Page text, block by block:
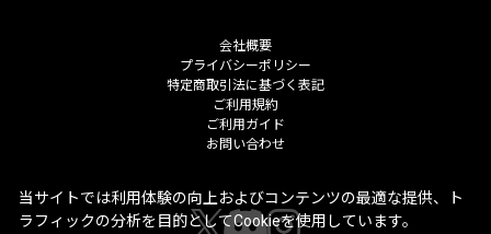
会社概要
プライバシーポリシー
特定商取引法に基づく表記
ご利用規約
ご利用ガイド
お問い合わせ
当サイトでは利用体験の向上およびコンテンツの最適な提供、ト
ラフィックの分析を目的としてCookieを使用しています。